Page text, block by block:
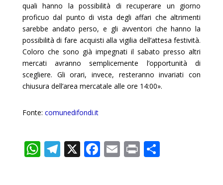
quali hanno la possibilità di recuperare un giorno
proficuo dal punto di vista degli affari che altrimenti
sarebbe andato perso, e gli avventori che hanno la
possibilità di fare acquisti alla vigilia dell’attesa festività.
Coloro che sono già impegnati il sabato presso altri
mercati avranno semplicemente l’opportunità di
scegliere. Gli orari, invece, resteranno invariati con
chiusura dell’area mercatale alle ore 14:00».
Fonte: comunedifondi.it
W T X F E PrC